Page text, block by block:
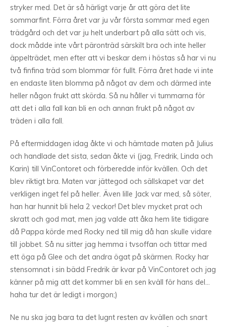
stryker med. Det är så härligt varje år att göra det lite
sommarfint. Förra året var ju vår första sommar med egen
trädgård och det var ju helt underbart på alla sätt och vis,
dock mådde inte vårt päronträd särskilt bra och inte heller
äppelträdet, men efter att vi beskar dem i höstas så har vi nu
två finfina träd som blommar för fullt. Förra året hade vi inte
en endaste liten blomma på något av dem och därmed inte
heller någon frukt att skörda. Så nu håller vi tummarna för
att det i alla fall kan bli en och annan frukt på något av
träden i alla fall.
På eftermiddagen idag åkte vi och hämtade maten på Julius
och handlade det sista, sedan åkte vi (jag, Fredrik, Linda och
Karin) till VinContoret och förberedde inför kvällen. Och det
blev riktigt bra. Maten var jättegod och sällskapet var det
verkligen inget fel på heller. Även lille Jack var med, så söter,
han har hunnit bli hela 2 veckor! Det blev mycket prat och
skratt och god mat, men jag valde att åka hem lite tidigare
då Pappa körde med Rocky ned till mig då han skulle vidare
till jobbet. Så nu sitter jag hemma i tvsoffan och tittar med
ett öga på Glee och det andra ögat på skärmen. Rocky har
stensomnat i sin bädd Fredrik är kvar på VinContoret och jag
känner på mig att det kommer bli en sen kväll för hans del…
haha tur det är ledigt i morgon;)
Ne nu ska jag bara ta det lugnt resten av kvällen och snart